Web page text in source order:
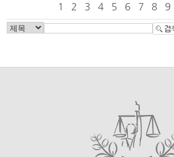
1 2 3 4 5 6 7 8 9